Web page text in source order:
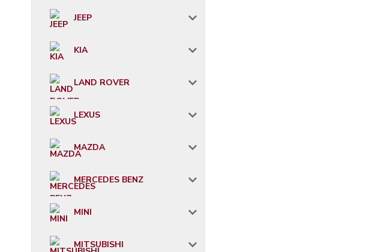
JEEP
KIA
LAND ROVER
LEXUS
MAZDA
MERCEDES BENZ
MINI
MITSUBISHI